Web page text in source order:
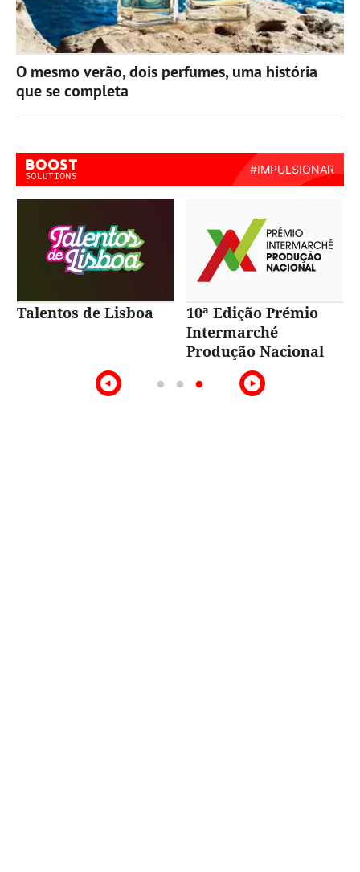
O mesmo verão, dois perfumes, uma história
que se completa
Talentos de Lisboa
10ª Edição Prémio
Intermarché
Produção Nacional